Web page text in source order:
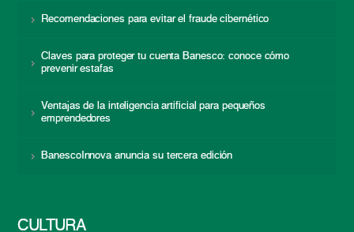
Recomendaciones para evitar el fraude cibernético
Claves para proteger tu cuenta Banesco: conoce cómo
prevenir estafas
Ventajas de la inteligencia artificial para pequeños
emprendedores
BanescoInnova anuncia su tercera edición
CULTURA